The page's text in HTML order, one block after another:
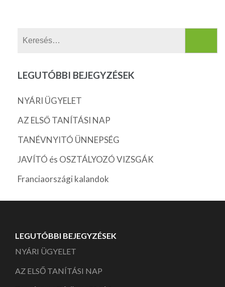
LEGUTÓBBI BEJEGYZÉSEK
NYÁRI ÜGYELET
AZ ELSŐ TANÍTÁSI NAP
TANÉVNYITÓ ÜNNEPSÉG
JAVÍTÓ és OSZTÁLYOZÓ VIZSGÁK
Franciaországi kalandok
LEGUTÓBBI BEJEGYZÉSEK
NYÁRI ÜGYELET
AZ ELSŐ TANÍTÁSI NAP